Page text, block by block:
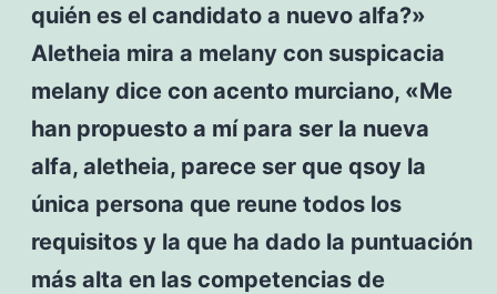
quién es el candidato a nuevo alfa?»
Aletheia mira a melany con suspicacia
melany dice con acento murciano, «Me
han propuesto a mí para ser la nueva
alfa, aletheia, parece ser que qsoy la
única persona que reune todos los
requisitos y la que ha dado la puntuación
más alta en las competencias de